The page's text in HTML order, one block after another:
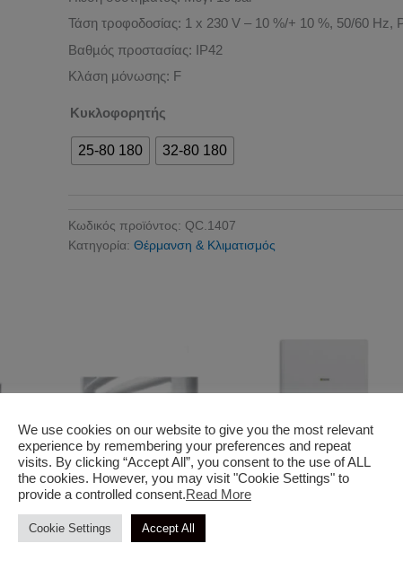
Τάση τροφοδοσίας: 1 x 230 V – 10 %/+ 10 %, 50/60 Hz,
Βαθµός προστασίας: IP42
Κλάση µόνωσης: F
Κυκλοφορητής
25-80 180 32-80 180
Κωδικός προϊόντος: QC.1407
Κατηγορία:Θέρμανση & Κλιματισμός
Θέρμανση & Κλιματισμός
Σώμα Λουτρού Οβάλ Λευκό
We use cookies on our website to give you the most relevant
experience by remembering your preferences and repeat
visits. By clicking “Accept All”, you consent to the use of ALL
the cookies. However, you may visit "Cookie Settings" to
provide a controlled consent.Read More
Cookie Settings Accept All